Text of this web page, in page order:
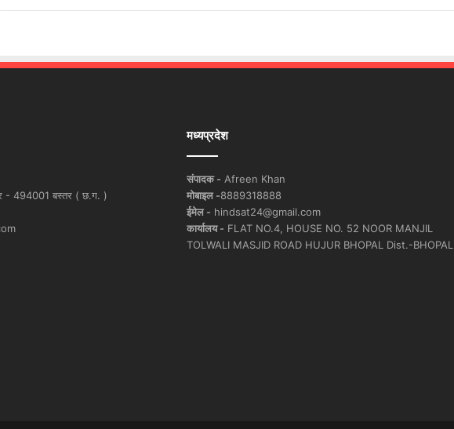
- 494001 बस्तर ( छ.ग. )
मध्यप्रदेश
संपादक - Afreen Khan
मोबाइल -8889318888
ईमेल - hindsat24@gmail.com
कार्यालय - FLAT NO.4, HOUSE NO. 52 NOOR MANJIL
TOLWALI MASJID ROAD HUJUR BHOPAL Dist.-BHOPAL